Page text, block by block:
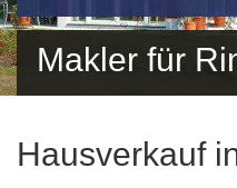
Makler für
Hausverkauf